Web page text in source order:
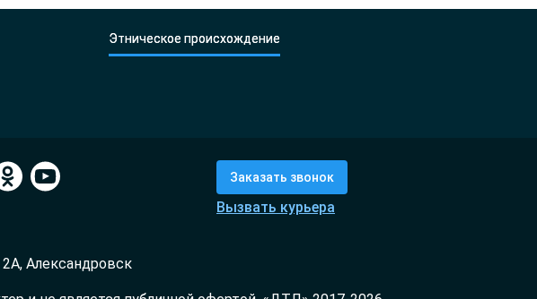
Этническое происхождение
Заказать звонок
Вызвать курьера
Александровск